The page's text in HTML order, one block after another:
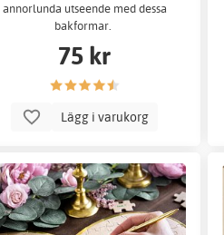
annorlunda utseende med dessa
bakformar.
75 kr
Lägg i varukorg